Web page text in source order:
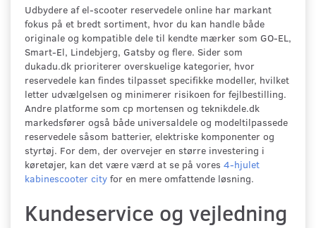
Udbydere af el-scooter reservedele online har markant
fokus på et bredt sortiment, hvor du kan handle både
originale og kompatible dele til kendte mærker som GO-EL,
Smart-El, Lindebjerg, Gatsby og flere. Sider som
dukadu.dk prioriterer overskuelige kategorier, hvor
reservedele kan findes tilpasset specifikke modeller, hvilket
letter udvælgelsen og minimerer risikoen for fejlbestilling.
Andre platforme som cp mortensen og teknikdele.dk
markedsfører også både universaldele og modeltilpassede
reservedele såsom batterier, elektriske komponenter og
styrtøj. For dem, der overvejer en større investering i
køretøjer, kan det være værd at se på vores 4-hjulet
kabinescooter city for en mere omfattende løsning.
Kundeservice og vejledning